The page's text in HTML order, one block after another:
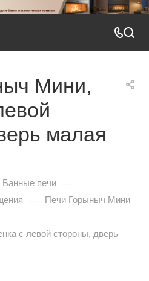
Мини,
малая
Банные печи —
— Печи Горыныч Мини
с левой стороны, дверь